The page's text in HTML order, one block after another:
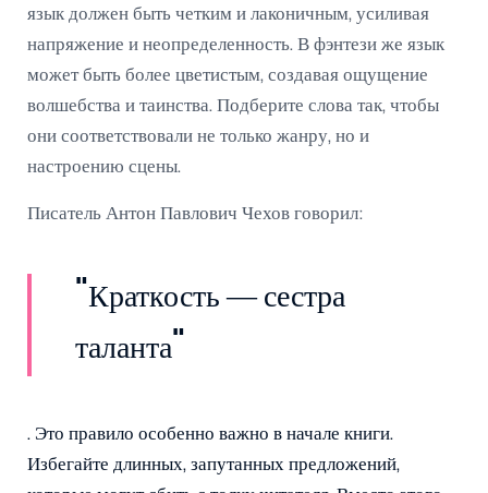
язык должен быть четким и лаконичным, усиливая
напряжение и неопределенность. В фэнтези же язык
может быть более цветистым, создавая ощущение
волшебства и таинства. Подберите слова так, чтобы
они соответствовали не только жанру, но и
настроению сцены.
Писатель Антон Павлович Чехов говорил:
"Краткость — сестра
таланта"
. Это правило особенно важно в начале книги.
Избегайте длинных, запутанных предложений,